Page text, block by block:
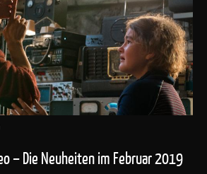
– Die Neuheiten im Februar 2019